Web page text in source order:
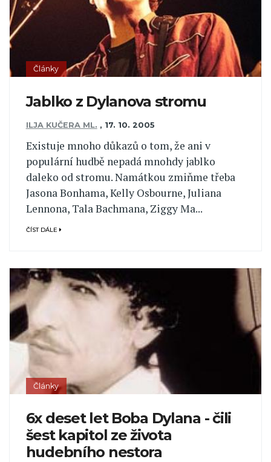
Články
Jablko z Dylanova stromu
ILJA KUČERA ML. , 17. 10. 2005
Existuje mnoho důkazů o tom, že ani v
populární hudbě nepadá mnohdy jablko
daleko od stromu. Namátkou zmiňme třeba
Jasona Bonhama, Kelly Osbourne, Juliana
Lennona, Tala Bachmana, Ziggy Ma...
ČÍST DÁLE
Články
6x deset let Boba Dylana - čili
šest kapitol ze života
hudebního nestora